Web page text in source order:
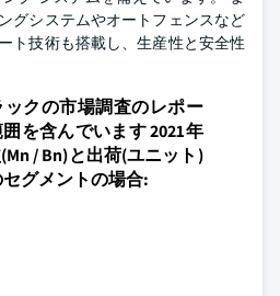
グシステムやオートフェンスなど
ト技術も搭載し、生産性と安全性
クの市場調査のレポー
を含んでいます 2021年
/ Bn)と出荷(ユニット)
グメントの場合: